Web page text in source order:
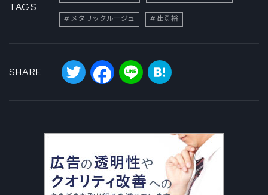
TAGS
メタリックルージュ 出渕裕
SHARE
Twitter Facebook
Line